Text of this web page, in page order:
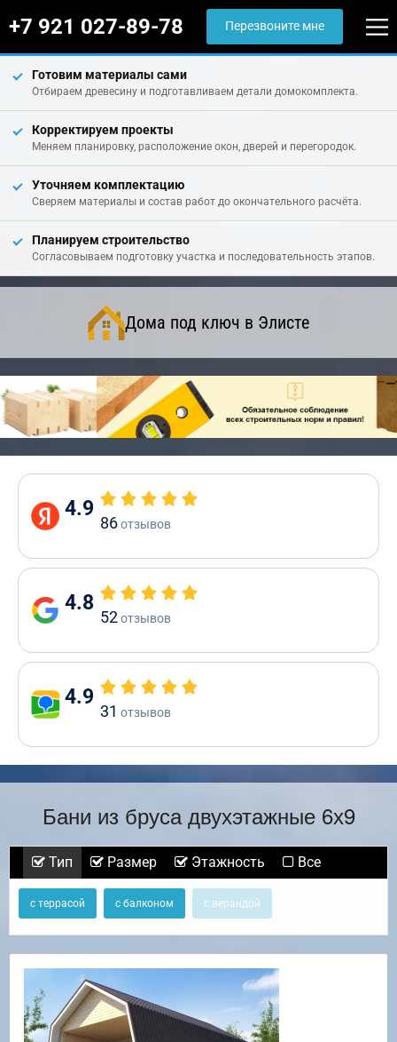
+7 921 027-89-78 Перезвоните мне
Готовим материалы сами
Отбираем древесину и подготавливаем детали домокомплекта.
Корректируем проекты
Меняем планировку, расположение окон, дверей и перегородок.
Уточняем комплектацию
Сверяем материалы и состав работ до окончательного расчёта.
Планируем строительство
Согласовываем подготовку участка и последовательность этапов.
Дома под ключ в Элисте
4.9
86отзывов
4.8
52отзывов
4.9
31 отзывов
Бани из бруса двухэтажные 6х9
Тип Размер Этажность Все
с террасой с балконом с верандой